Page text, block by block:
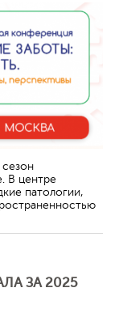
В центре
патологии,
ЗА 2025